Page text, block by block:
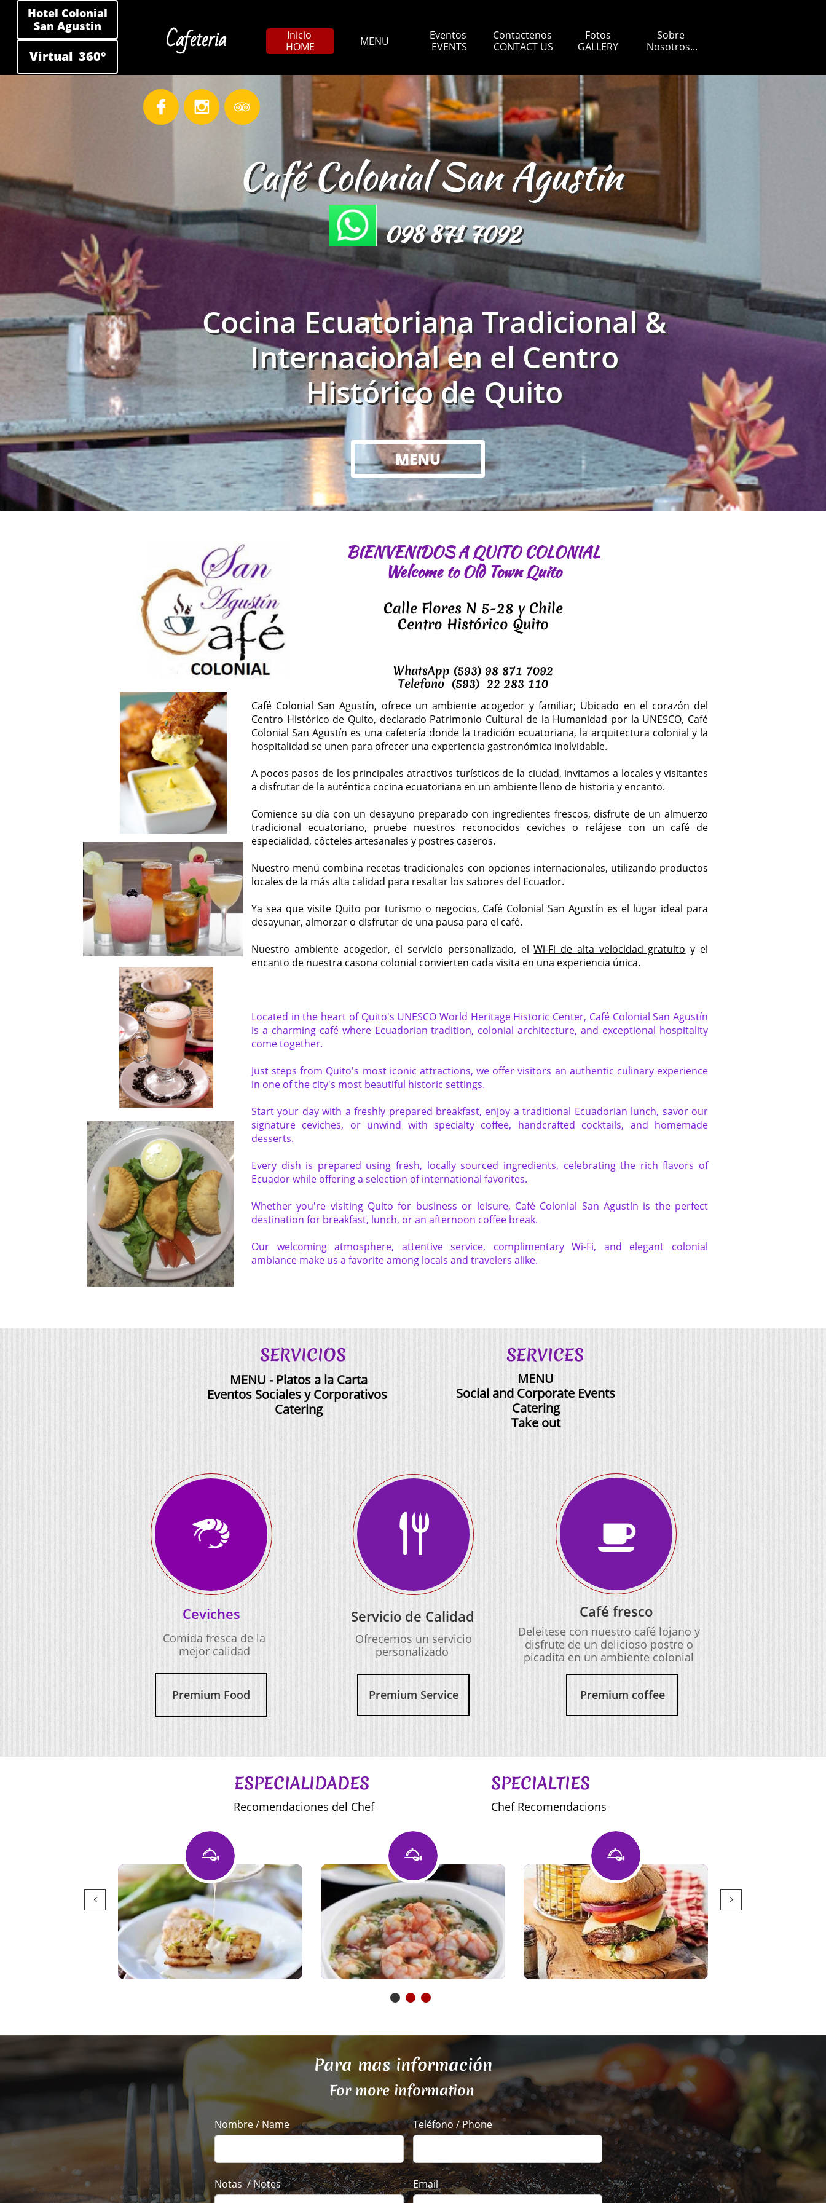
Cafeteria
Inicio
HOME
MENU
Eventos
EVENTS
Contactenos
CONTACT US
Fotos
GALLERY
Sobre
Nosotros...
Hotel Colonial
San Agustin
Virtual 360°
MENU
Café Colonial San Agustín
098 871 7092
Cocina Ecuatoriana Tradicional &
Internacional en el Centro
Histórico de Quito
  
BIENVENIDOS A QUITO COLONIAL
Welcome to Old Town Quito
Calle Flores N 5-28 y Chile
Centro Histórico Quito
WhatsApp (593) 98 871 7092​
Telefono (593) 22 283 110
Café Colonial San Agustín, ofrece un ambiente acogedor y familiar; Ubicado en el corazón del
Centro Histórico de Quito, declarado Patrimonio Cultural de la Humanidad por la UNESCO, Café
Colonial San Agustín es una cafetería donde la tradición ecuatoriana, la arquitectura colonial y la
hospitalidad se unen para ofrecer una experiencia gastronómica inolvidable.
A pocos pasos de los principales atractivos turísticos de la ciudad, invitamos a locales y visitantes
a disfrutar de la auténtica cocina ecuatoriana en un ambiente lleno de historia y encanto.
Comience su día con un desayuno preparado con ingredientes frescos, disfrute de un almuerzo
tradicional ecuatoriano, pruebe nuestros reconocidos ceviches o relájese con un café de
especialidad, cócteles artesanales y postres caseros.
Nuestro menú combina recetas tradicionales con opciones internacionales, utilizando productos
locales de la más alta calidad para resaltar los sabores del Ecuador.
Ya sea que visite Quito por turismo o negocios, Café Colonial San Agustín es el lugar ideal para
desayunar, almorzar o disfrutar de una pausa para el café.
Nuestro ambiente acogedor, el servicio personalizado, elWi-Fi de alta velocidad gratuito y el
encanto de nuestra casona colonial convierten cada visita en una experiencia única.
Located in the heart of Quito's UNESCO World Heritage Historic Center, Café Colonial San Agustín
is a charming café where Ecuadorian tradition, colonial architecture, and exceptional hospitality
come together.
Just steps from Quito's most iconic attractions, we offer visitors an authentic culinary experience
in one of the city's most beautiful historic settings.
Start your day with a freshly prepared breakfast, enjoy a traditional Ecuadorian lunch, savor our
signature ceviches, or unwind with specialty coffee, handcrafted cocktails, and homemade
desserts.
Every dish is prepared using fresh, locally sourced ingredients, celebrating the rich flavors of
Ecuador while offering a selection of international favorites.
Whether you're visiting Quito for business or leisure, Café Colonial San Agustín is the perfect
destination for breakfast, lunch, or an afternoon coffee break.
Our welcoming atmosphere, attentive service, complimentary Wi-Fi, and elegant colonial
ambiance make us a favorite among locals and travelers alike.
SERVICIOS SERVICES
MENU
Social and Corporate Events
Catering
Take out

Ceviches
Comida fresca de la
mejor calidad
Premium Food

Servicio de Calidad
Ofrecemos un servicio
personalizado
Premium Service
Café fresco
Deleitese con nuestro café lojano y
disfrute de un delicioso postre o
picadita en un ambiente colonial

Premium coffee
MENU - Platos a la Carta
Eventos Sociales y Corporativos
Catering
ESPECIALIDADES SPECIALTIES
Recomendaciones del Chef Chef Recomendacions
  
 
Para mas información
For more information
Nombre / Name
Notas  / Notes
Teléfono / Phone
Email